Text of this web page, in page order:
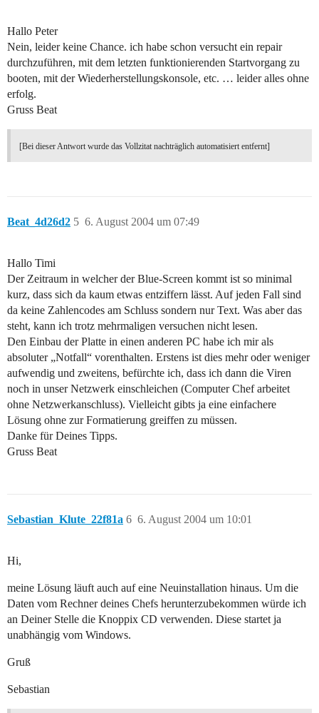
Hallo Peter
Nein, leider keine Chance. ich habe schon versucht ein repair
durchzuführen, mit dem letzten funktionierenden Startvorgang zu
booten, mit der Wiederherstellungskonsole, etc. … leider alles ohne
erfolg.
Gruss Beat
[Bei dieser Antwort wurde das Vollzitat nachträglich automatisiert entfernt]
Beat_4d26d2 6. August 2004 um 07:49
5
Hallo Timi
Der Zeitraum in welcher der Blue-Screen kommt ist so minimal
kurz, dass sich da kaum etwas entziffern lässt. Auf jeden Fall sind
da keine Zahlencodes am Schluss sondern nur Text. Was aber das
steht, kann ich trotz mehrmaligen versuchen nicht lesen.
Den Einbau der Platte in einen anderen PC habe ich mir als
absoluter „Notfall“ vorenthalten. Erstens ist dies mehr oder weniger
aufwendig und zweitens, befürchte ich, dass ich dann die Viren
noch in unser Netzwerk einschleichen (Computer Chef arbeitet
ohne Netzwerkanschluss). Vielleicht gibts ja eine einfachere
Lösung ohne zur Formatierung greiffen zu müssen.
Danke für Deines Tipps.
Gruss Beat
Sebastian_Klute_22f81a 6. August 2004 um 10:01
6
Hi,
meine Lösung läuft auch auf eine Neuinstallation hinaus. Um die
Daten vom Rechner deines Chefs herunterzubekommen würde ich
an Deiner Stelle die Knoppix CD verwenden. Diese startet ja
unabhängig vom Windows.
Gruß
Sebastian